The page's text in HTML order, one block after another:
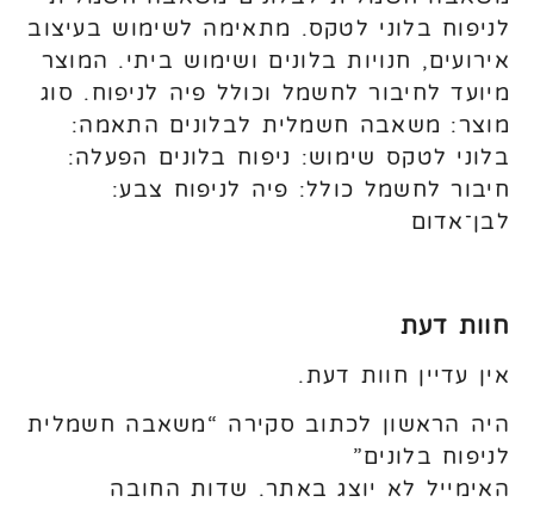
לניפוח בלוני לטקס. מתאימה לשימוש בעיצוב
אירועים, חנויות בלונים ושימוש ביתי. המוצר
מיועד לחיבור לחשמל וכולל פיה לניפוח. סוג
מוצר: משאבה חשמלית לבלונים התאמה:
בלוני לטקס שימוש: ניפוח בלונים הפעלה:
חיבור לחשמל כולל: פיה לניפוח צבע:
לבן־אדום
חוות דעת
אין עדיין חוות דעת.
היה הראשון לכתוב סקירה “משאבה חשמלית
לניפוח בלונים”
האימייל לא יוצג באתר. שדות החובה